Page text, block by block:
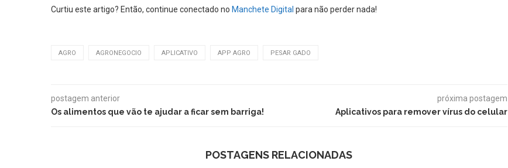
Curtiu este artigo? Então, continue conectado no Manchete Digital para não perder nada!
AGRO AGRONEGOCIO APLICATIVO APP AGRO PESAR GADO
postagem anterior
Os alimentos que vão te ajudar a ficar sem barriga!
próxima postagem
Aplicativos para remover vírus do celular
POSTAGENS RELACIONADAS